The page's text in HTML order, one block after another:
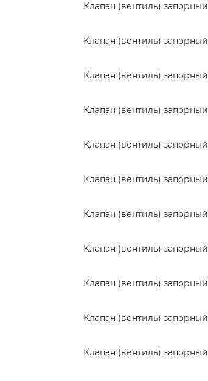
Клапан (вентиль) запорный
Клапан (вентиль) запорный
Клапан (вентиль) запорный
Клапан (вентиль) запорный
Клапан (вентиль) запорный
Клапан (вентиль) запорный
Клапан (вентиль) запорный
Клапан (вентиль) запорный
Клапан (вентиль) запорный
Клапан (вентиль) запорный
Клапан (вентиль) запорный